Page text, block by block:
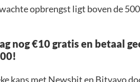
opbrengst ligt boven de
nog €10 gratis en betaal
kans met Newsbit en Bitvavo